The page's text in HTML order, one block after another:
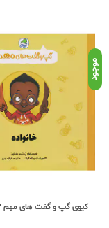
موجود
کیوی گپ و گفت های مهم 12 خانواده